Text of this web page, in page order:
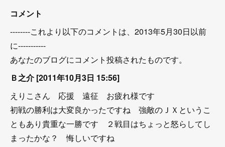
コメント
--------これより以下のコメントは、2013年5月30日以前
に-----------
あなたのブログにコメント投稿されたものです。
Ｂ之介 [2011年10月3日 15:56]
えりこさん 応援 遠征 お疲れ様です
初戦の勝利は大変良かったですね 強敵のＪＸというこ
ともあり貴重な一勝です ２戦目はちょっと怒らしてし
まったかな？ 悔しいですね